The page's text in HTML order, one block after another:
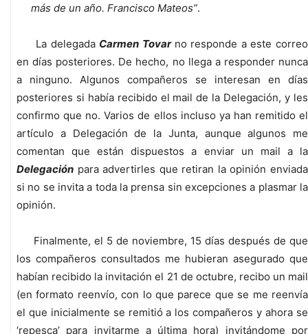
más de un año. Francisco Mateos”.
La delegada Carmen Tovar no responde a este correo
en días posteriores. De hecho, no llega a responder nunca
a ninguno. Algunos compañeros se interesan en días
posteriores si había recibido el mail de la Delegación, y les
confirmo que no. Varios de ellos incluso ya han remitido el
artículo a Delegación de la Junta, aunque algunos me
comentan que están dispuestos a enviar un mail a la
Delegación para advertirles que retiran la opinión enviada
si no se invita a toda la prensa sin excepciones a plasmar la
opinión.
Finalmente, el 5 de noviembre, 15 días después de que
los compañeros consultados me hubieran asegurado que
habían recibido la invitación el 21 de octubre, recibo un mail
(en formato reenvío, con lo que parece que se me reenvía
el que inicialmente se remitió a los compañeros y ahora se
‘repesca’ para invitarme a última hora) invitándome por